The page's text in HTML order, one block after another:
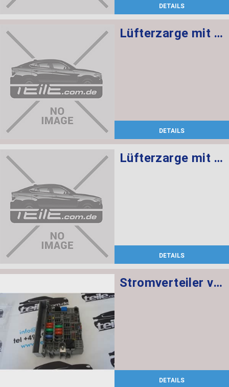
DETAILS
Lüfterzarge mit Lüfter 600W
DETAILS
Lüfterzarge mit Lüfter 600W
DETAILS
Stromverteiler vorne
DETAILS